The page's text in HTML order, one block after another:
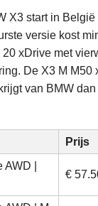
X3 start in
versie kost
20 xDrive met
De X3 M M50
van BMW
Prijs
|
€